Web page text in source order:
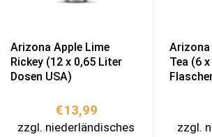
Arizona Apple Lime
Rickey (12 x 0,65 Liter
Dosen USA)
€13,99
zzgl. niederländisches
Arizona
Tea (6
zzgl.